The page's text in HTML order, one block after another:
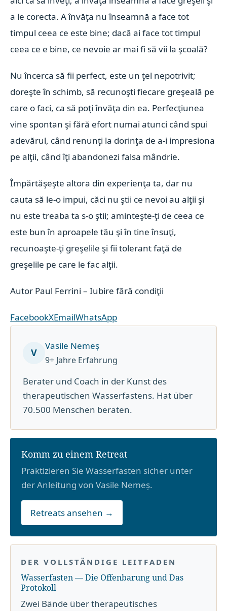
a le corecta. A învăţa nu înseamnă a face tot
timpul ceea ce este bine; dacă ai face tot timpul
ceea ce e bine, ce nevoie ar mai fi să vii la şcoală?
Nu încerca să fii perfect, este un ţel nepotrivit;
doreşte în schimb, să recunoşti fiecare greşeală pe
care o faci, ca să poţi învăţa din ea. Perfecţiunea
vine spontan şi fără efort numai atunci când spui
adevărul, când renunţi la dorinţa de a-i impresiona
pe alţii, când îţi abandonezi falsa mândrie.
Împărtăşeşte altora din experienţa ta, dar nu
cauta să le-o impui, căci nu ştii ce nevoi au alţii şi
nu este treaba ta s-o ştii; aminteşte-ţi de ceea ce
este bun în aproapele tău şi în tine însuţi,
recunoaşte-ţi greşelile şi fii tolerant faţă de
greşelile pe care le fac alţii.
Autor Paul Ferrini – Iubire fără condiţii
FacebookXEmailWhatsApp
V
Vasile Nemeș
9+ Jahre Erfahrung
Berater und Coach in der Kunst des
therapeutischen Wasserfastens. Hat über
70.500 Menschen beraten.
Komm zu einem Retreat
Praktizieren Sie Wasserfasten sicher unter
der Anleitung von Vasile Nemeș.
Retreats ansehen →
DER VOLLSTÄNDIGE LEITFADEN
Wasserfasten — Die Offenbarung und Das
Protokoll
Zwei Bände über therapeutisches